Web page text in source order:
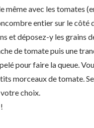
même avec les tomates
entier sur le côté
et déposez-y les grains
de tomate puis une
pour faire la queue.
morceaux de tomate.
choix.